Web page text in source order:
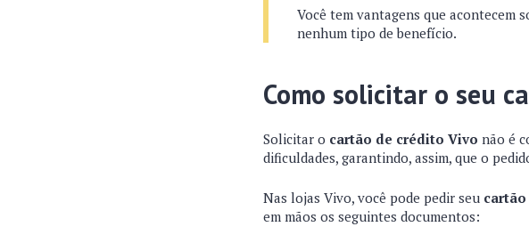
Você tem vantagens que acontecem
nenhum tipo de benefício.
Como solicitar o seu
Solicitar o cartão de crédito Vivo não é
dificuldades, garantindo, assim, que o
Nas lojas Vivo, você pode pedir seu
em mãos os seguintes documentos: